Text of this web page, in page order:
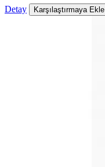
Detay Karşılaştırmaya Ekle